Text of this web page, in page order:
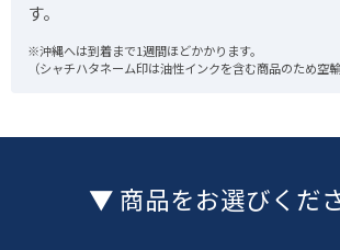
す。
※沖縄へは到着まで1週間ほどかかります。
（シャチハタネーム印は油性インクを含む商品のため空輸
▼ 商品をお選びくだ